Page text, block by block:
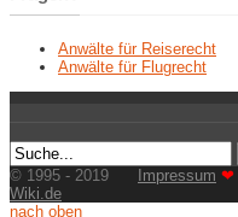
Anwälte für Reiserecht
Anwälte für Flugrecht
© 1995 - 2019 Impressum ❤
Wiki.de
nach oben